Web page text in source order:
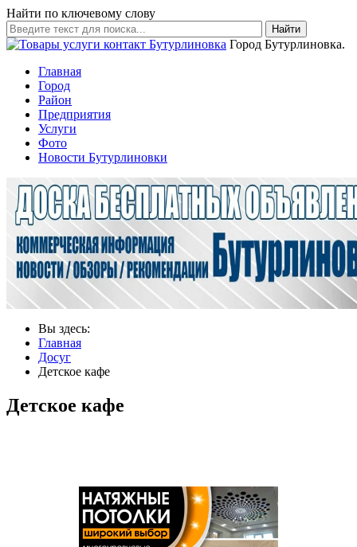
Найти по ключевому слову
Найти
Город Бутурлиновка.
Главная
Город
Район
Предприятия
Услуги
Фото
Новости Бутурлиновки
Вы здесь:
Главная
Досуг
Детское кафе
Детское кафе